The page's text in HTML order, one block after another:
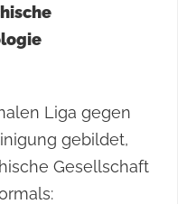
Liga gegen
gebildet,
Gesellschaft